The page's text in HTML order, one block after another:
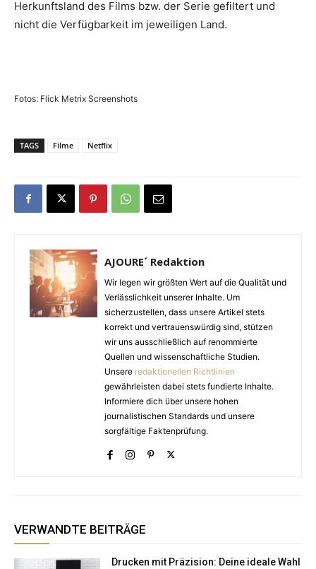
Herkunftsland des Films bzw. der Serie gefiltert und
nicht die Verfügbarkeit im jeweiligen Land.
Fotos: Flick Metrix Screenshots
TAGS Filme Netflix
AJOURE´ Redaktion
Wir legen wir größten Wert auf die Qualität und
Verlässlichkeit unserer Inhalte. Um
sicherzustellen, dass unsere Artikel stets
korrekt und vertrauenswürdig sind, stützen
wir uns ausschließlich auf renommierte
Quellen und wissenschaftliche Studien.
Unsere redaktionellen Richtlinien
gewährleisten dabei stets fundierte Inhalte.
Informiere dich über unsere hohen
journalistischen Standards und unsere
sorgfältige Faktenprüfung.
VERWANDTE BEITRÄGE
Drucken mit Präzision: Deine ideale Wahl